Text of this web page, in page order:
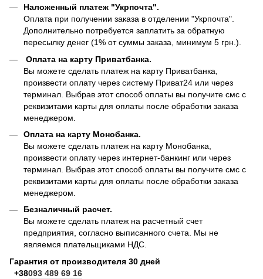
Наложенный платеж "Укрпочта".
Оплата при получении заказа в отделении "Укрпочта".
Дополнительно потребуется заплатить за обратную
пересылку денег (1% от суммы заказа, минимум 5 грн.).
Оплата на карту Приватбанка.
Вы можете сделать платеж на карту Приватбанка,
произвести оплату через систему Приват24 или через
терминал. Выбрав этот способ оплаты вы получите смс с
реквизитами карты для оплаты после обработки заказа
менеджером.
Оплата на карту Монобанка.
Вы можете сделать платеж на карту Монобанка,
произвести оплату через интернет-банкинг или через
терминал. Выбрав этот способ оплаты вы получите смс с
реквизитами карты для оплаты после обработки заказа
менеджером.
Безналичный расчет.
Вы можете сделать платеж на расчетный счет
предприятия, согласно выписанного счета. Мы не
являемся плательщиками НДС.
Гарантия от производителя 30 дней
+38093 489 69 16